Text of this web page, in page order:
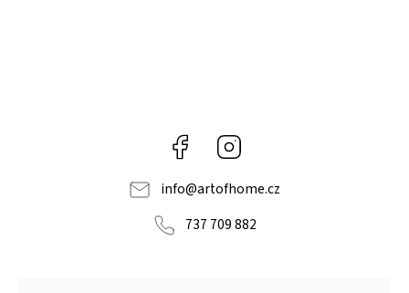
Facebook
info@artofhome.cz
737 709 882